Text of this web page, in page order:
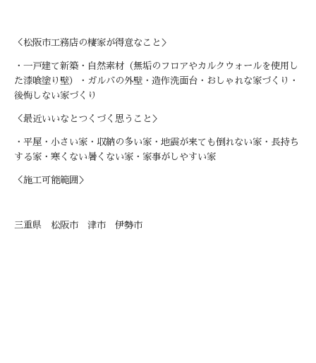
＜松阪市工務店の棲家が得意なこと＞
・一戸建て新築・自然素材（無垢のフロアやカルクウォールを使用し
た漆喰塗り壁）・ガルバの外壁・造作洗面台・おしゃれな家づくり・
後悔しない家づくり
＜最近いいなとつくづく思うこと＞
・平屋・小さい家・収納の多い家・地震が来ても倒れない家・長持ち
する家・寒くない暑くない家・家事がしやすい家
＜施工可能範囲＞
三重県 松阪市 津市 伊勢市